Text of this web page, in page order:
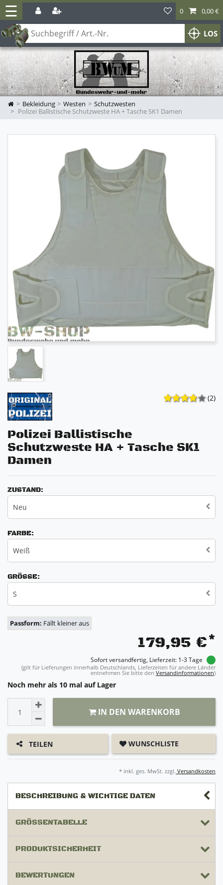
☰
LOS
0 0,00 €
Bekleidung Westen
Schutzwesten
Polizei Ballistische Schutzweste HA + Tasche SK1 Damen
(2)
Polizei Ballistische
Schutzweste HA + Tasche SK1
Damen
ZUSTAND:
Neu
FARBE:
Weiß
GRÖSSE:
S
Passform: Fällt kleiner aus
179,95 €*
Sofort versandfertig, Lieferzeit: 1-3 Tage
(gilt für Lieferungen innerhalb Deutschlands, Lieferzeiten für andere Länder
entnehmen Sie bitte den Versandinformationen)
Noch mehr als 10 mal auf Lager
IN DEN WARENKORB
TEILEN WUNSCHLISTE
* inkl. ges. MwSt. zzgl. Versandkosten
BESCHREIBUNG & WICHTIGE DATEN
GRÖSSENTABELLE
PRODUKTSICHERHEIT
BEWERTUNGEN